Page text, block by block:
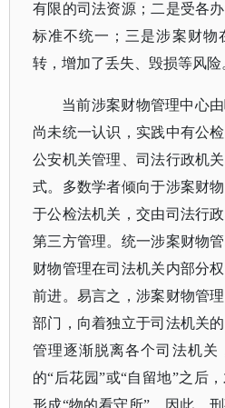
有限的司法资源；二是受各
标准不统一；三是涉案财物
转，增加了丢失、毁损等风险
当前涉案财物管理中心
尚未统一认识，实践中有公
公安机关管理、司法行政机
式。多数学者倾向于涉案财
于公检法机关，交由司法行
第三方管理。统一涉案财物
财物管理在司法机关内部分
前进。易言之，涉案财物管
部门，向着独立于司法机关
管理逐渐脱离各个司法机关
的“后花园”或“自留地”之后
形成“物的看守所”。因此，